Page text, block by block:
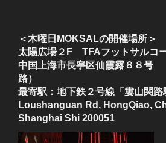
＜木曜日MOKSALの開催場所＞
太陽広場２F TFAフットサルコ
中国上海市長寧区仙霞露８８号
路）
最寄駅：地下鉄２号線「婁山関路
Loushanguan Rd, HongQiao,
Shanghai Shi 200051